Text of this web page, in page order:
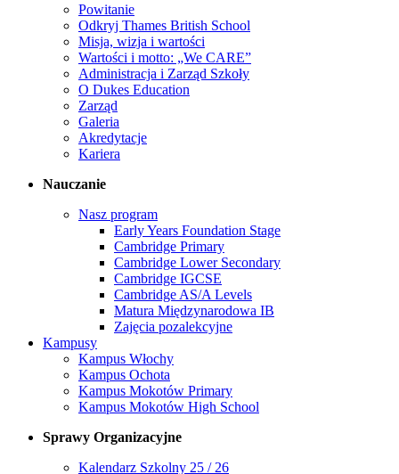
Powitanie
Odkryj Thames British School
Misja, wizja i wartości
Wartości i motto: „We CARE”
Administracja i Zarząd Szkoły
O Dukes Education
Zarząd
Galeria
Akredytacje
Kariera
Nauczanie
Nasz program
Early Years Foundation Stage
Cambridge Primary
Cambridge Lower Secondary
Cambridge IGCSE
Cambridge AS/A Levels
Matura Międzynarodowa IB
Zajęcia pozalekcyjne
Kampusy
Kampus Włochy
Kampus Ochota
Kampus Mokotów Primary
Kampus Mokotów High School
Sprawy Organizacyjne
Kalendarz Szkolny 25 / 26